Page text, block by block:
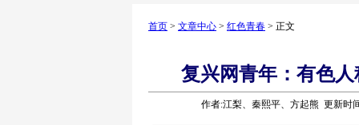
首页 > 文章中心 > 红色青春 > 正文
复兴网青年：有色
作者:江梨、秦熙平、方起熊 更新时